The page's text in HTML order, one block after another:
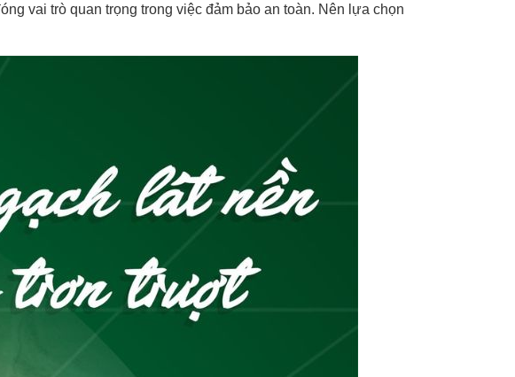
vai trò quan trọng trong việc đảm bảo an toàn. Nên lựa chọn